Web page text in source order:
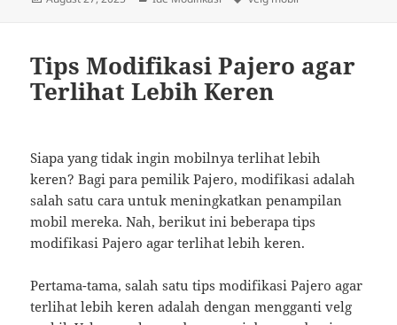
Tips Modifikasi Pajero agar
Terlihat Lebih Keren
Siapa yang tidak ingin mobilnya terlihat lebih
keren? Bagi para pemilik Pajero, modifikasi adalah
salah satu cara untuk meningkatkan penampilan
mobil mereka. Nah, berikut ini beberapa tips
modifikasi Pajero agar terlihat lebih keren.
Pertama-tama, salah satu tips modifikasi Pajero agar
terlihat lebih keren adalah dengan mengganti velg